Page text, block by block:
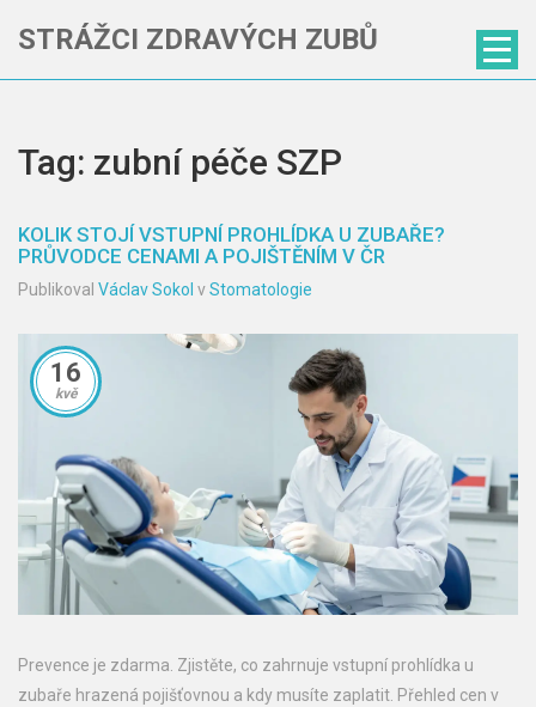
STRÁŽCI ZDRAVÝCH ZUBŮ
Tag: zubní péče SZP
KOLIK STOJÍ VSTUPNÍ PROHLÍDKA U ZUBAŘE?
PRŮVODCE CENAMI A POJIŠTĚNÍM V ČR
Publikoval Václav Sokol vStomatologie
16
kvě
Prevence je zdarma. Zjistěte, co zahrnuje vstupní prohlídka u
zubaře hrazená pojišťovnou a kdy musíte zaplatit. Přehled cen v